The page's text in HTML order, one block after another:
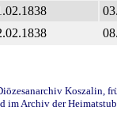
Koszalin,
Archiv der